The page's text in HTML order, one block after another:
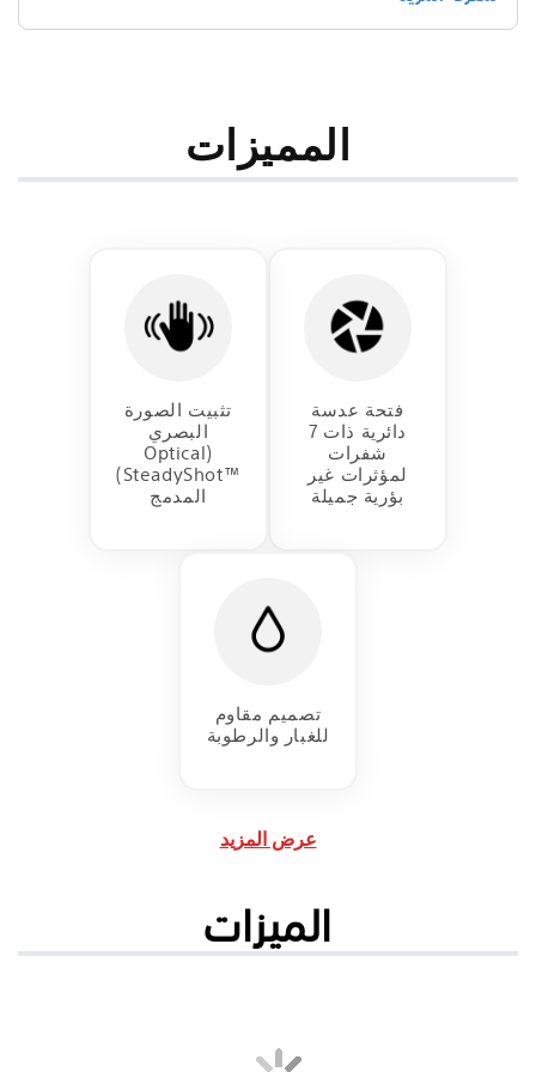
موديل
SEL24240
SEL24240
المميزات
فتحة عدسة
دائرية ذات 7
شفرات
لمؤثرات غير
بؤرية جميلة
تثبيت الصورة
البصري
‏(Optical
SteadyShot™‎)
المدمج
تصميم مقاوم
للغبار والرطوبة
عرض المزيد
الميزات